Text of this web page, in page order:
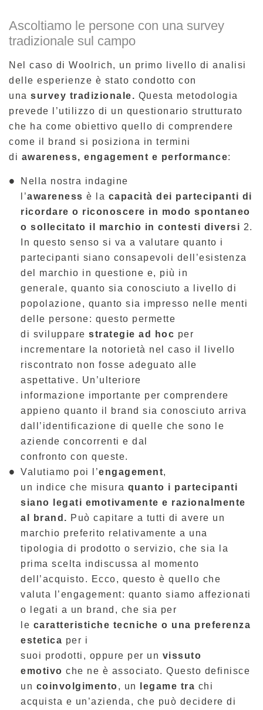
Ascoltiamo le persone con una survey
tradizionale sul campo
Nel caso di Woolrich, un primo livello di analisi
delle esperienze è stato condotto con
una survey tradizionale. Questa metodologia
prevede l’utilizzo di un questionario strutturato
che ha come obiettivo quello di comprendere
come il brand si posiziona in termini
di awareness, engagement e performance:
Nella nostra indagine
l’awareness è la capacità dei partecipanti di
ricordare o riconoscere in modo spontaneo
o sollecitato il marchio in contesti diversi 2.
In questo senso si va a valutare quanto i
partecipanti siano consapevoli dell’esistenza
del marchio in questione e, più in
generale, quanto sia conosciuto a livello di
popolazione, quanto sia impresso nelle menti
delle persone: questo permette
di sviluppare strategie ad hoc per
incrementare la notorietà nel caso il livello
riscontrato non fosse adeguato alle
aspettative. Un’ulteriore
informazione importante per comprendere
appieno quanto il brand sia conosciuto arriva
dall’identificazione di quelle che sono le
aziende concorrenti e dal
confronto con queste.
Valutiamo poi l’engagement,
un indice che misura quanto i partecipanti
siano legati emotivamente e razionalmente
al brand. Può capitare a tutti di avere un
marchio preferito relativamente a una
tipologia di prodotto o servizio, che sia la
prima scelta indiscussa al momento
dell’acquisto. Ecco, questo è quello che
valuta l’engagement: quanto siamo affezionati
o legati a un brand, che sia per
le caratteristiche tecniche o una preferenza
estetica per i
suoi prodotti, oppure per un vissuto
emotivo che ne è associato. Questo definisce
un coinvolgimento, un legame tra chi
acquista e un’azienda, che può decidere di